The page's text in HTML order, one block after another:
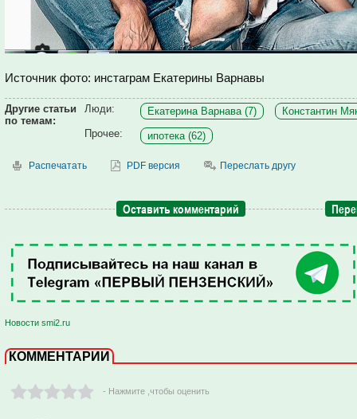
Источник фото: инстаграм Екатерины Варнавы
Другие статьи
по темам:
Люди: Екатерина Варнава (7)
Константин
Прочее:
ипотека (62)
Распечатать PDF версия Переслать другу
Оставить комментарий
Новости smi2.ru
КОММЕНТАРИИ
- Нажмите ,чтобы оценить